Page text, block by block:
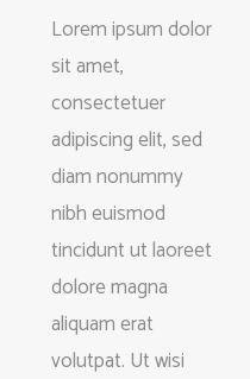
Lorem ipsum dolor
sit amet,
consectetuer
adipiscing elit, sed
diam nonummy
nibh euismod
tincidunt ut laoreet
dolore magna
aliquam erat
volutpat. Ut wisi